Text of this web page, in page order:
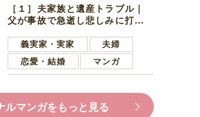
［１］夫家族と遺産トラブル｜
父が事故で急逝し悲しみに打ち
ます夫
義実家・実家
夫婦
恋愛・結婚
マンガ
ルマンガをもっと見る